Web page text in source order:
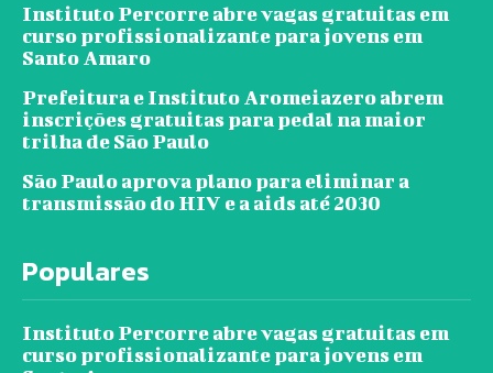
Instituto Percorre abre vagas gratuitas em
curso profissionalizante para jovens em
Santo Amaro
Prefeitura e Instituto Aromeiazero abrem
inscrições gratuitas para pedal na maior
trilha de São Paulo
São Paulo aprova plano para eliminar a
transmissão do HIV e a aids até 2030
Populares
Instituto Percorre abre vagas gratuitas em
curso profissionalizante para jovens em